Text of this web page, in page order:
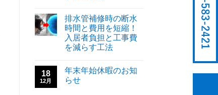
排水管補修時の断水
時間と費用を短縮！
入居者負担と工事費
を減らす工法
18
12月
年末年始休暇のお知
らせ